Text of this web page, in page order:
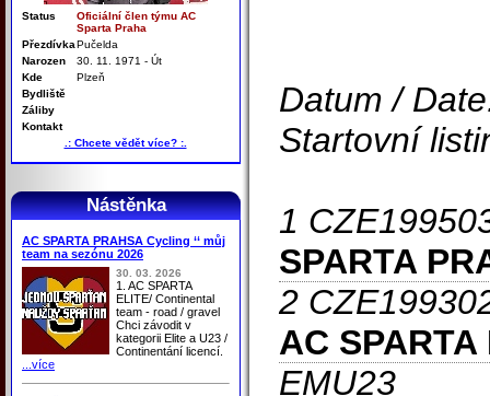
Status
Oficiální člen týmu AC
Sparta Praha
PřezdívkaPučelda
Narozen
30. 11. 1971 - Út
Kde
Plzeň
Bydliště
Záliby
Kontakt
.: Chcete vědět více? :.
Nástěnka
AC SPARTA PRAHSA Cycling ‘‘ můj
team na sezónu 2026
30. 03. 2026
1. AC SPARTA
ELITE/ Continental
team - road / gravel
Chci závodit v
kategorii Elite a U23 /
Continentání licencí.
...více
Datum /
Startovní
1
SPARTA
2
AC SPARTA
EMU23